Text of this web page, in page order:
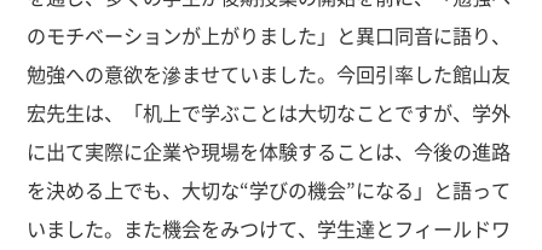
のモチベーションが上がりました」と異口同音に語り、
勉強への意欲を滲ませていました。今回引率した館山友
宏先生は、「机上で学ぶことは大切なことですが、学外
に出て実際に企業や現場を体験することは、今後の進路
を決める上でも、大切な“学びの機会”になる」と語って
いました。また機会をみつけて、学生達とフィールドワ